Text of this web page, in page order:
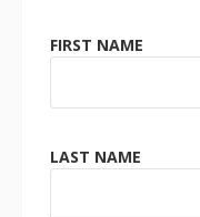
FIRST NAME
LAST NAME